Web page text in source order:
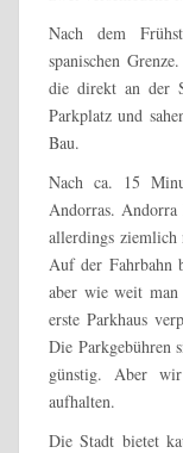
Nach dem
spanischen
die direkt an der
Parkplatz und
Bau.
Nach ca. 15
Andorras.
allerdings ziemlich
Auf der Fahrbahn
aber wie weit man
erste Parkhaus
Die Parkgebühren
günstig. Aber
aufhalten.
Die Stadt bietet